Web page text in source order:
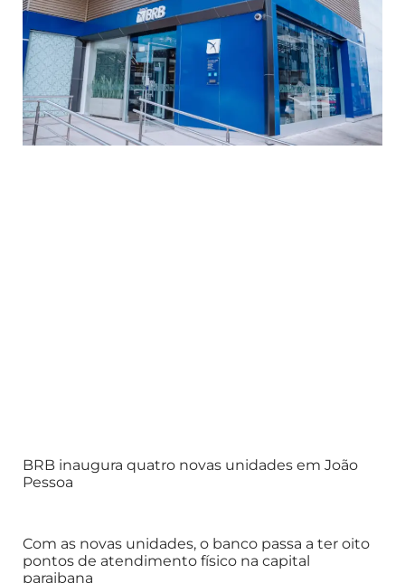
BRB inaugura quatro novas unidades em João
Pessoa
Com as novas unidades, o banco passa a ter oito
pontos de atendimento físico na capital
paraibana